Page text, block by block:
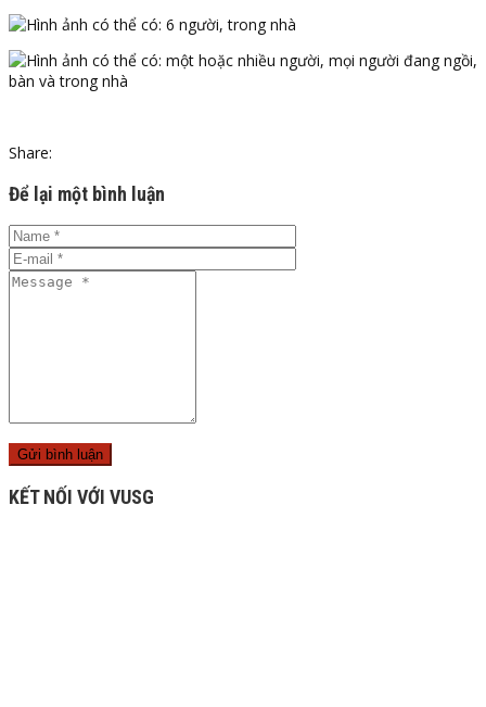
Share:
Để lại một bình luận
KẾT NỐI VỚI VUSG